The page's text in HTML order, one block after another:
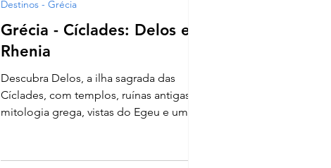
Grécia - Cíclades: Delos e
Rhenia
Descubra Delos, a ilha sagrada das
Cíclades, com templos, ruínas antigas,
mitologia grega, vistas do Egeu e um
Destinos - Grécia